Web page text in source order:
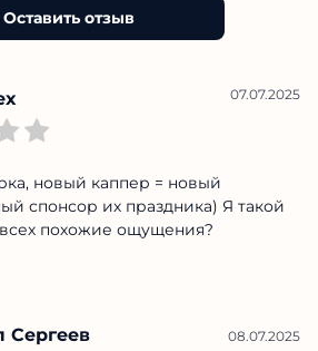
Оставить отзыв
07.07.2025
новый каппер = новый
спонсор их праздника) Я такой
похожие ощущения?
Сергеев 08.07.2025